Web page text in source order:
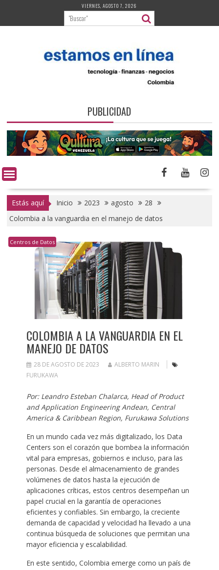
contenido
VIERNES, AGOSTO 7, 2026
PUBLICIDAD
Estás aquí Inicio 2023 agosto
28
Colombia a la vanguardia en el manejo de datos
Centros de Datos
COLOMBIA A LA VANGUARDIA EN EL
MANEJO DE DATOS
28 DE AGOSTO DE 2023
ALBERTO MARIN
FURUKAWA
Por: Leandro Esteban Chalarca, Head of Product
and Application Engineering Andean, Central
America & Caribbean Region, Furukawa Solutions
En un mundo cada vez más digitalizado, los Data
Centers son el corazón que bombea la información
vital para empresas, gobiernos e incluso, para las
personas. Desde el almacenamiento de grandes
volúmenes de datos hasta la ejecución de
aplicaciones críticas, estos centros desempeñan un
papel crucial en la garantía de operaciones
eficientes y confiables. Sin embargo, la creciente
demanda de capacidad y velocidad ha llevado a una
continua búsqueda de soluciones que permitan una
mayor eficiencia y escalabilidad.
En este sentido, Colombia emerge como un país de